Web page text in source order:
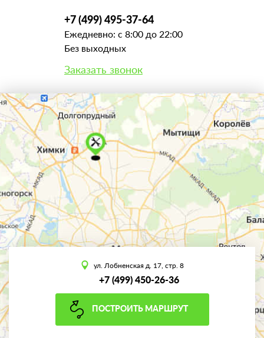
+7 (499) 495-37-64
Ежедневно: с 8:00 до 22:00
Без выходных
Заказать звонок
ул. Лобненская д. 17, стр. 8
+7 (499) 450-26-36
ПОСТРОИТЬ МАРШРУТ